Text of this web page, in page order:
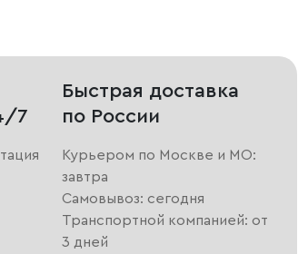
7
Быстрая доставка
по России
Курьером по Москве и МО:
завтра
Самовывоз: сегодня
Транспортной компанией: от
3 дней